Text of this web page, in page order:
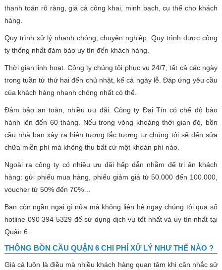
thanh toán rõ ràng, giá cả công khai, minh bạch, cụ thể cho khách
hàng.
Quy trình xử lý nhanh chóng, chuyên nghiệp. Quy trình được công
ty thống nhất đảm bảo uy tín đến khách hàng.
Thời gian linh hoạt. Công ty chúng tôi phục vụ 24/7, tất cả các ngày
trong tuần từ thứ hai đến chủ nhật, kể cả ngày lễ. Đáp ứng yêu cầu
của khách hàng nhanh chóng nhất có thể.
Đảm bảo an toàn, nhiều ưu đãi. Công ty Đại Tín có chế độ bảo
hành lên đến 60 tháng. Nếu trong vòng khoảng thời gian đó, bồn
cầu nhà bạn xảy ra hiện tượng tắc tương tự chúng tôi sẽ đến sửa
chữa miễn phí mà không thu bất cứ một khoản phí nào.
Ngoài ra công ty có nhiều ưu đãi hấp dẫn nhằm để tri ân khách
hàng: gửi phiếu mua hàng, phiếu giảm giá từ 50.000 đến 100.000,
voucher từ 50% đến 70%…
Bạn còn ngần ngại gì nữa mà không liên hệ ngay chúng tôi qua số
hotline 090 394 5329 để sử dụng dịch vụ tốt nhất và uy tín nhất tại
Quận 6.
THÔNG BỒN CẦU QUẬN 6 CHI PHÍ XỬ LÝ NHƯ THẾ NÀO ?
Giá cả luôn là điều mà nhiều khách hàng quan tâm khi cân nhắc sử